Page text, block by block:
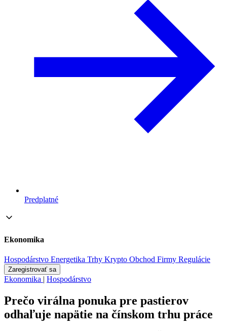
Predplatné
Ekonomika
Hospodárstvo Energetika Trhy Krypto Obchod Firmy Regulácie
Zaregistrovať sa
Ekonomika | Hospodárstvo
Prečo virálna ponuka pre pastierov
odhaľuje napätie na čínskom trhu práce